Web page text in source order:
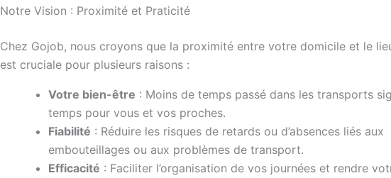
Notre Vision : Proximité et Praticité
Chez Gojob, nous croyons que la proximité entre votre domicile et le
est cruciale pour plusieurs raisons :
Votre bien-être : Moins de temps passé dans les transports
temps pour vous et vos proches.
Fiabilité : Réduire les risques de retards ou d’absences liés aux
embouteillages ou aux problèmes de transport.
Efficacité : Faciliter l’organisation de vos journées et rendre